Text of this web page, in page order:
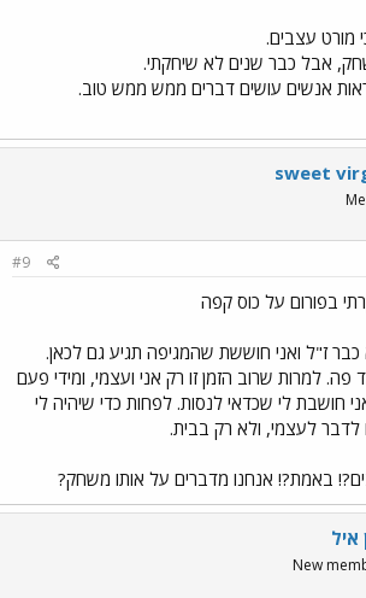
מורט עצבים.
אבל כבר שנים לא שיחקתי.
אנשים עושים דברים ממש ממש טוב.
sweet
#9
בפורום על כוס קפה
ז"ל ואני חוששת שהמגיפה תגיע גם לכאן.
פה. למרות שרוב הזמן זו רק אני ועצמי, ומידי פעם
חושבת לי שכדאי לנסות. לפחות כדי שיהיה לי
לדבר לעצמי, ולא רק בבית.
באמת?! אנחנו מדברים על אותו משחק?
איל
New